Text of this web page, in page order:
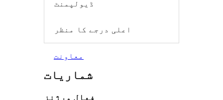
ڈیولپمنٹ
اعلی درجے کا منظر
معاونت
شماریات
فعال ورژنز